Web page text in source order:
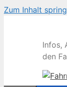
Zum Inhalt
Infos,
den